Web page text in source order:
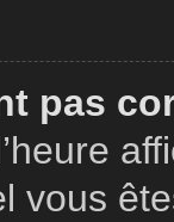
pas
vous